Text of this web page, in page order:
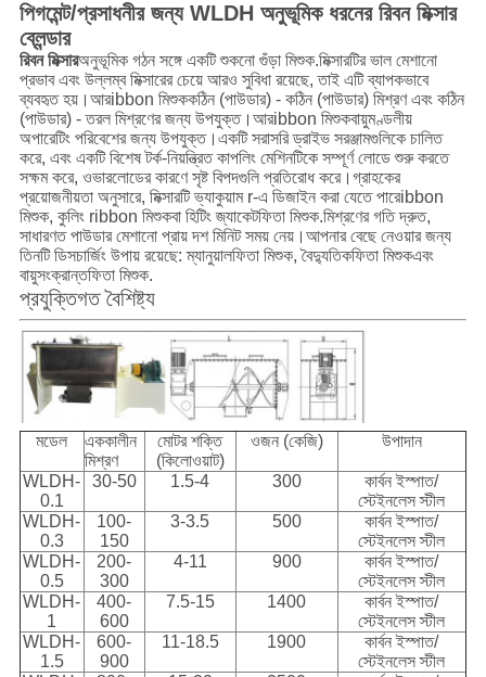
পিগমেন্ট/প্রসাধনীর জন্য WLDH অনুভূমিক ধরনের রিবন মিক্সার
ব্লেন্ডার
রিবন মিক্সারঅনুভূমিক গঠন সঙ্গে একটি শুকনো গুঁড়া মিশুক.মিক্সারটির ভাল মেশানো
প্রভাব এবং উল্লম্ব মিক্সারের চেয়ে আরও সুবিধা রয়েছে, তাই এটি ব্যাপকভাবে
ব্যবহৃত হয়।আরibbon মিশুককঠিন (পাউডার) - কঠিন (পাউডার) মিশ্রণ এবং কঠিন
(পাউডার) - তরল মিশ্রণের জন্য উপযুক্ত।আরibbon মিশুকবায়ুমণ্ডলীয়
অপারেটিং পরিবেশের জন্য উপযুক্ত।একটি সরাসরি ড্রাইভ সরঞ্জামগুলিকে চালিত
করে, এবং একটি বিশেষ টর্ক-নিয়ন্ত্রিত কাপলিং মেশিনটিকে সম্পূর্ণ লোডে শুরু করতে
সক্ষম করে, ওভারলোডের কারণে সৃষ্ট বিপদগুলি প্রতিরোধ করে।গ্রাহকের
প্রয়োজনীয়তা অনুসারে, মিক্সারটি ভ্যাকুয়াম r-এ ডিজাইন করা যেতে পারেibbon
মিশুক, কুলিং ribbon মিশুকবা হিটিং জ্যাকেটফিতা মিশুক.মিশ্রণের গতি দ্রুত,
সাধারণত পাউডার মেশানো প্রায় দশ মিনিট সময় নেয়।আপনার বেছে নেওয়ার জন্য
তিনটি ডিসচার্জিং উপায় রয়েছে: ম্যানুয়ালফিতা মিশুক, বৈদ্যুতিকফিতা মিশুকএবং
বায়ুসংক্রান্তফিতা মিশুক.
প্রযুক্তিগত বৈশিষ্ট্য
মডেল
এককালীন
মিশ্রণ
মোটর শক্তি
(কিলোওয়াট)
ওজন (কেজি) উপাদান
WLDH-
0.1
30-50 1.5-4 300
কার্বন ইস্পাত/
স্টেইনলেস স্টীল
WLDH-
0.3
100-
150
3-3.5 500
কার্বন ইস্পাত/
স্টেইনলেস স্টীল
WLDH-
0.5
200-
300
4-11 900
কার্বন ইস্পাত/
স্টেইনলেস স্টীল
WLDH-
1
400-
600
7.5-15 1400
কার্বন ইস্পাত/
স্টেইনলেস স্টীল
WLDH-
1.5
600-
900
11-18.5 1900
কার্বন ইস্পাত/
স্টেইনলেস স্টীল